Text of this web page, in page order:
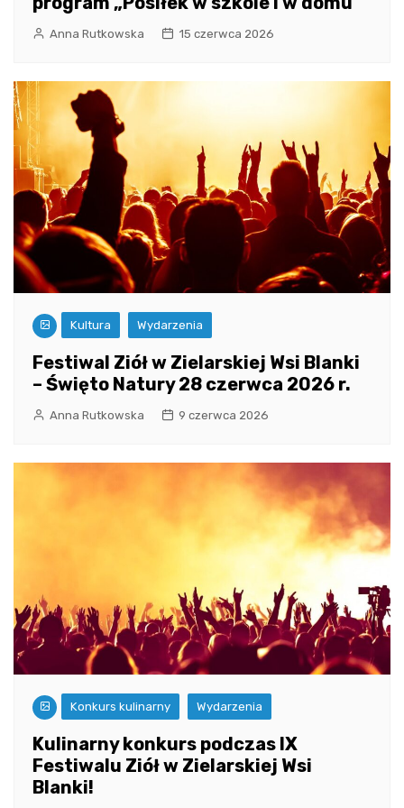
Anna Rutkowska 15 czerwca 2026
Kultura Wydarzenia
Festiwal Ziół w Zielarskiej Wsi Blanki
– Święto Natury 28 czerwca 2026 r.
Anna Rutkowska 9 czerwca 2026
Konkurs kulinarny Wydarzenia
Kulinarny konkurs podczas IX
Festiwalu Ziół w Zielarskiej Wsi
Blanki!